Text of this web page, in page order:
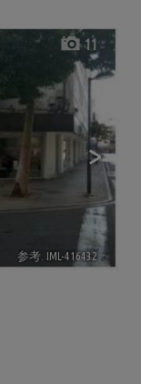
>
11
参考. IML-416432 🔗